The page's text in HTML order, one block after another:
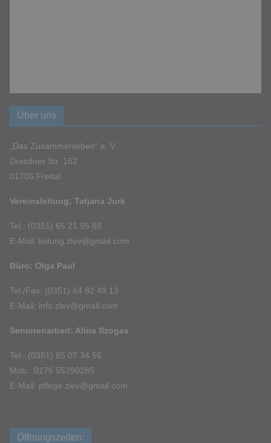
Über uns
„Das Zusammenleben“ e. V.
Dresdner Str. 162
01705 Freital
Vereinsleitung: Tatjana Jurk
Tel.: (0351) 65 21 95 88
E-Mail: leitung.zlev@gmail.com
Büro: Olga Paul
Tel./Fax: (0351) 64 82 49 13
E-Mail: info.zlev@gmail.com
Seniorenarbeit: Alina Szogas
Tel.: (0351) 85 07 34 56
Mob.: 0176 55290285
E-Mail: pflege.zlev@gmail.com
Öffnungszeiten: